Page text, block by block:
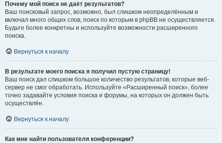
Почему мой поиск не даёт результатов?
Ваш поисковый запрос, возможно, был слишком неопределённым и
включал много общих слов, поиск по которым в phpBB не осуществляется.
Будьте более конкретны и используйте возможности расширенного
поиска.
Вернуться к началу
В результате моего поиска я получил пустую страницу!
Ваш поиск дал слишком большое количество результатов, которые веб-
сервер не смог обработать. Используйте «Расширенный поиск», более
точно задавайте условия поиска и форумы, на которых он должен быть
осуществлён.
Вернуться к началу
Как мне найти пользователя конференции?